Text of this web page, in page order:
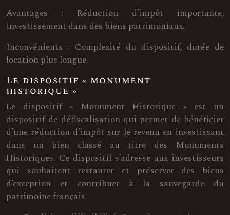
Avantages : Réduction d’impôt importante,
investissement dans des biens patrimoniaux.
Inconvénients : Complexité du dispositif, durée de
location plus longue.
Le dispositif « monument
historique »
Le dispositif « Monument Historique » est un
dispositif de défiscalisation qui permet de bénéficier
d’une réduction d’impôt sur le revenu en investissant
dans un bien classé au titre des Monuments
Historiques. Ce dispositif s’adresse aux investisseurs
qui souhaitent restaurer et préserver des biens
d’exception et contribuer à la sauvegarde du
patrimoine français.